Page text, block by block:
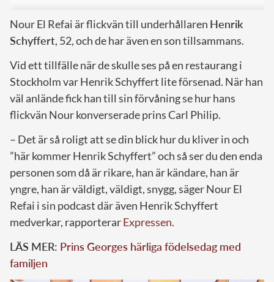
Nour El Refai är flickvän till underhållaren Henrik
Schyffert, 52, och de har även en son tillsammans.
Vid ett tillfälle när de skulle ses på en restaurang i
Stockholm var Henrik Schyffert lite försenad. När han
väl anlände fick han till sin förvåning se hur hans
flickvän Nour konverserade prins Carl Philip.
– Det är så roligt att se din blick hur du kliver in och
”här kommer Henrik Schyffert” och så ser du den enda
personen som då är rikare, han är kändare, han är
yngre, han är väldigt, väldigt, snygg, säger Nour El
Refai i sin podcast där även Henrik Schyffert
medverkar, rapporterarExpressen.
LÄS MER: Prins Georges härliga födelsedag med
familjen